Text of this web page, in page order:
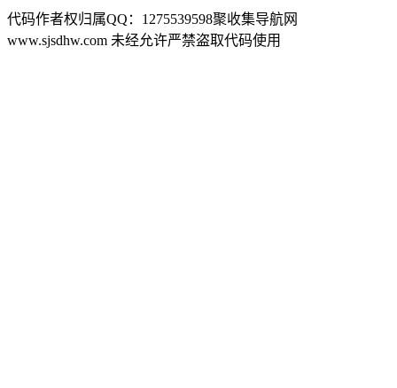
代码作者权归属QQ：1275539598聚收集导航网
www.sjsdhw.com 未经允许严禁盗取代码使用